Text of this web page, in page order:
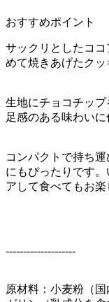
おすすめポイント
サックリとしたコ
めて焼きあげたクッ
生地にチョコチッ
足感のある味わいに
コンパクトで持ち
にもぴったりです
アして食べてもお楽
--------------------
原材料：小麦粉（